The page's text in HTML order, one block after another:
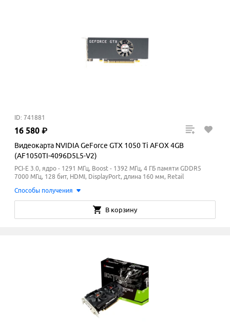
ID: 741881
16 580 ₽
Видеокарта NVIDIA GeForce GTX 1050 Ti AFOX 4GB
(AF1050TI-4096D5L5-V2)
PCI-E 3.0, ядро - 1291 МГц, Boost - 1392 МГц, 4 ГБ памяти GDDR5
7000 МГц, 128 бит, HDMI, DisplayPort, длина 160 мм, Retail
Способы получения
В корзину